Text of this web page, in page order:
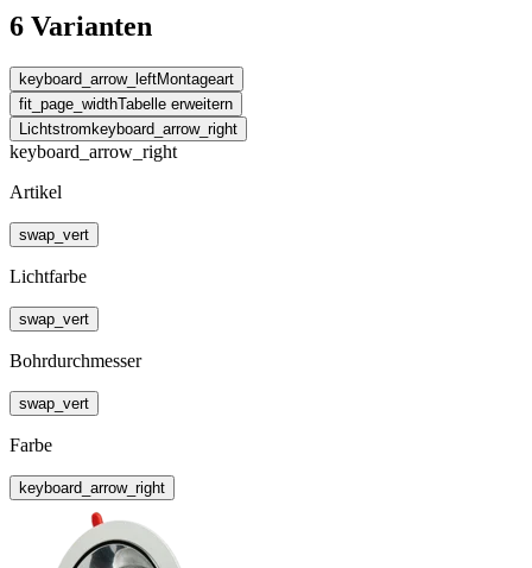
6 Varianten
keyboard_arrow_leftMontageart
fit_page_widthTabelle erweitern
Lichtstrom keyboard_arrow_right
keyboard_arrow_right
Artikel
swap_vert
Lichtfarbe
swap_vert
Bohrdurchmesser
swap_vert
Farbe
keyboard_arrow_right